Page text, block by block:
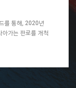
를 통해, 2020년
아가는 판로를 개척